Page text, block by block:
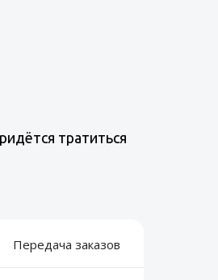
тратиться
Передача заказов